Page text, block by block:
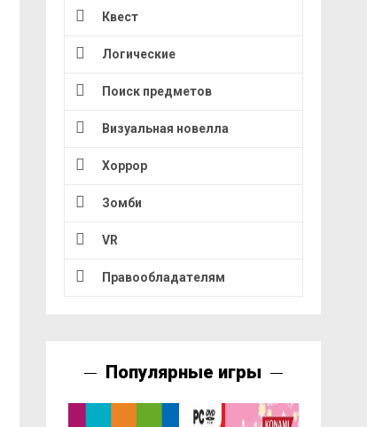
Квест
Логические
Поиск предметов
Визуальная новелла
Хоррор
Зомби
VR
Правообладателям
Популярные игры